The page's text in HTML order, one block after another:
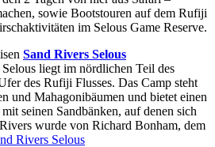
sowie Bootstouren auf dem Rufiji
im Selous Game Reserve.
Sand Rivers Selous
liegt im nördlichen Teil des
des Rufiji Flusses. Das Camp steht
und Mahagonibäumen und bietet einen
seinen Sandbänken, auf denen sich
wurde von Richard Bonham, dem
Rivers Selous